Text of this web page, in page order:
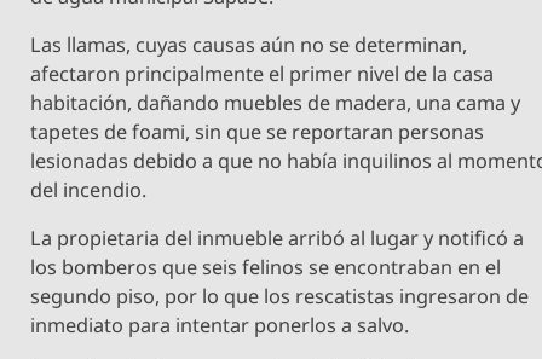
Las llamas, cuyas causas aún no se determinan,
afectaron principalmente el primer nivel de la casa
habitación, dañando muebles de madera, una cama y
tapetes de foami, sin que se reportaran personas
lesionadas debido a que no había inquilinos al
del incendio.
La propietaria del inmueble arribó al lugar y notificó a
los bomberos que seis felinos se encontraban en el
segundo piso, por lo que los rescatistas ingresaron de
inmediato para intentar ponerlos a salvo.